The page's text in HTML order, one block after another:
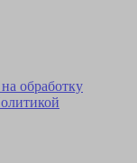
обработку